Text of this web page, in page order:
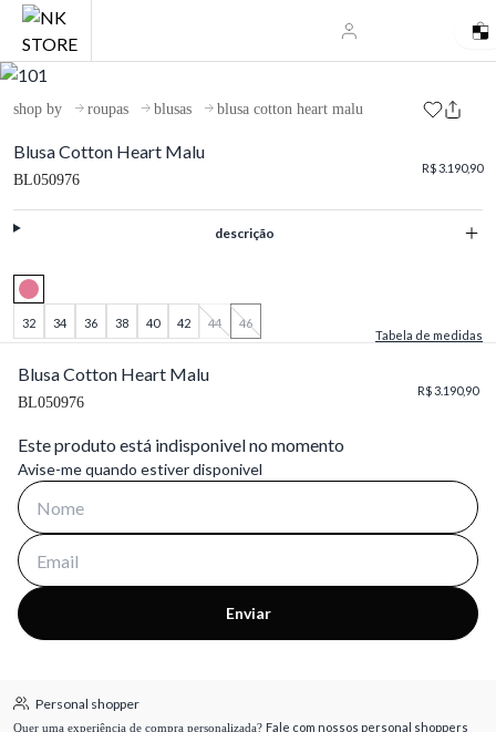
shop by roupas blusas blusa cotton heart malu
Blusa Cotton Heart Malu
BL050976
R$ 3.190,90
descrição
32 34 36 38 40 42 44
46
Tabela de medidas
Blusa Cotton Heart Malu
BL050976
R$ 3.190,90
Este produto está indisponivel no momento
Avise-me quando estiver disponivel
Enviar
Personal shopper
Quer uma experiência de compra personalizada? Fale com nossos personal shoppers